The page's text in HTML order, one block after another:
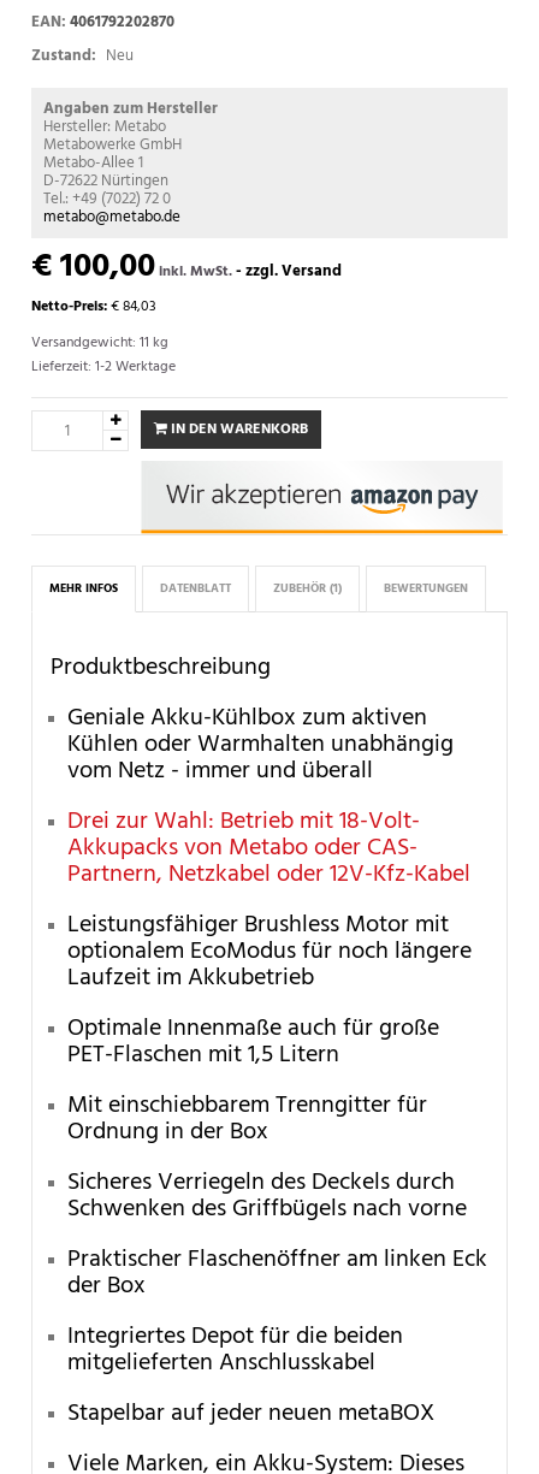
EAN:4061792202870
Zustand: Neu
Angaben zum Hersteller
Hersteller: Metabo
Metabowerke GmbH
Metabo-Allee 1
D-72622 Nürtingen
Tel.: +49 (7022) 72 0
metabo@metabo.de
€ 100,00inkl. MwSt.-zzgl. Versand
Netto-Preis:€ 84,03
Versandgewicht: 11 kg
Lieferzeit: 1-2 Werktage
IN DEN WARENKORB
MEHR INFOS DATENBLATT ZUBEHÖR(1) BEWERTUNGEN
Produktbeschreibung
Geniale Akku-Kühlbox zum aktiven
Kühlen oder Warmhalten unabhängig
vom Netz - immer und überall
Drei zur Wahl: Betrieb mit 18-Volt-
Akkupacks von Metabo oder CAS-
Partnern, Netzkabel oder 12V-Kfz-Kabel
Leistungsfähiger Brushless Motor mit
optionalem EcoModus für noch längere
Laufzeit im Akkubetrieb
Optimale Innenmaße auch für große
PET-Flaschen mit 1,5 Litern
Mit einschiebbarem Trenngitter für
Ordnung in der Box
Sicheres Verriegeln des Deckels durch
Schwenken des Griffbügels nach vorne
Praktischer Flaschenöffner am linken Eck
der Box
Integriertes Depot für die beiden
mitgelieferten Anschlusskabel
Stapelbar auf jeder neuen metaBOX
Viele Marken, ein Akku-System: Dieses